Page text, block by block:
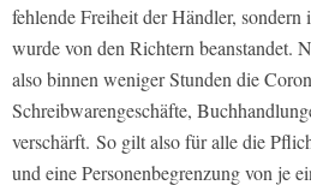
fehlende Freiheit der Händler,
wurde von den Richtern beanstandet.
also binnen weniger Stunden die
Schreibwarengeschäfte,
verschärft. So gilt also für alle die
und eine Personenbegrenzung von je